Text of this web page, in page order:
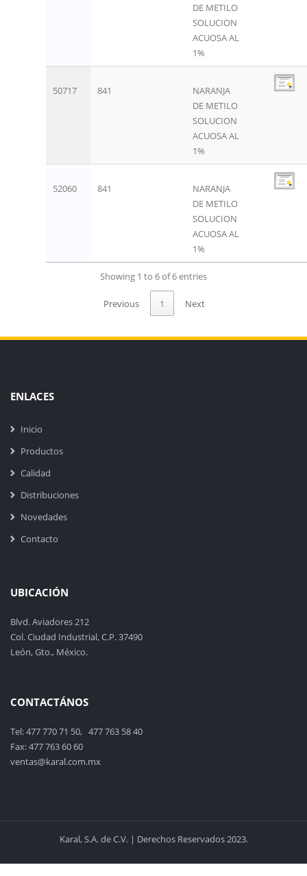
DE METILO
SOLUCION
ACUOSA AL
1%
50717 841
NARANJA
DE METILO
SOLUCION
ACUOSA AL
1%
52060 841
NARANJA
DE METILO
SOLUCION
ACUOSA AL
1%
Showing 1 to 6 of 6 entries
Previous 1 Next
ENLACES
Inicio
Productos
Calidad
Distribuciones
Novedades
Contacto
UBICACIÓN
Blvd. Aviadores 212
Col. Ciudad Industrial, C.P. 37490
León, Gto., México.
CONTACTÁNOS
Tel: 477 770 71 50, 477 763 58 40
Fax: 477 763 60 60
ventas@karal.com.mx
Karal, S.A. de C.V. | Derechos Reservados 2023.